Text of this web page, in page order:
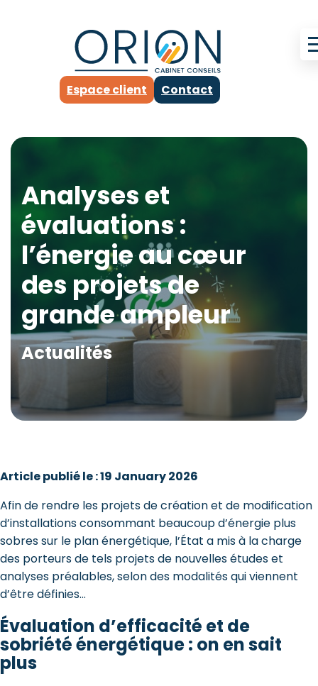
Espace client Contact
Analyses et
évaluations :
l’énergie au cœur
des projets de
grande ampleur
Actualités
Article publié le : 19 January 2026
Afin de rendre les projets de création et de modification
d’installations consommant beaucoup d’énergie plus
sobres sur le plan énergétique, l’État a mis à la charge
des porteurs de tels projets de nouvelles études et
analyses préalables, selon des modalités qui viennent
d’être définies…
Évaluation d’efficacité et de
sobriété énergétique : on en sait
plus